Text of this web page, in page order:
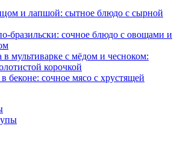
и лапшой: сытное блюдо с сырной
бразильски: сочное блюдо с овощами и
в мультиварке с мёдом и чесноком:
корочкой
беконе: сочное мясо с хрустящей